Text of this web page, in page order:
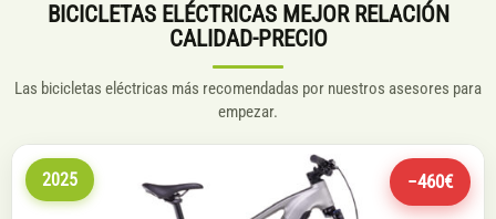
BICICLETAS ELÉCTRICAS MEJOR RELACIÓN
CALIDAD-PRECIO
Las bicicletas eléctricas más recomendadas por nuestros asesores para
empezar.
2025 −460€